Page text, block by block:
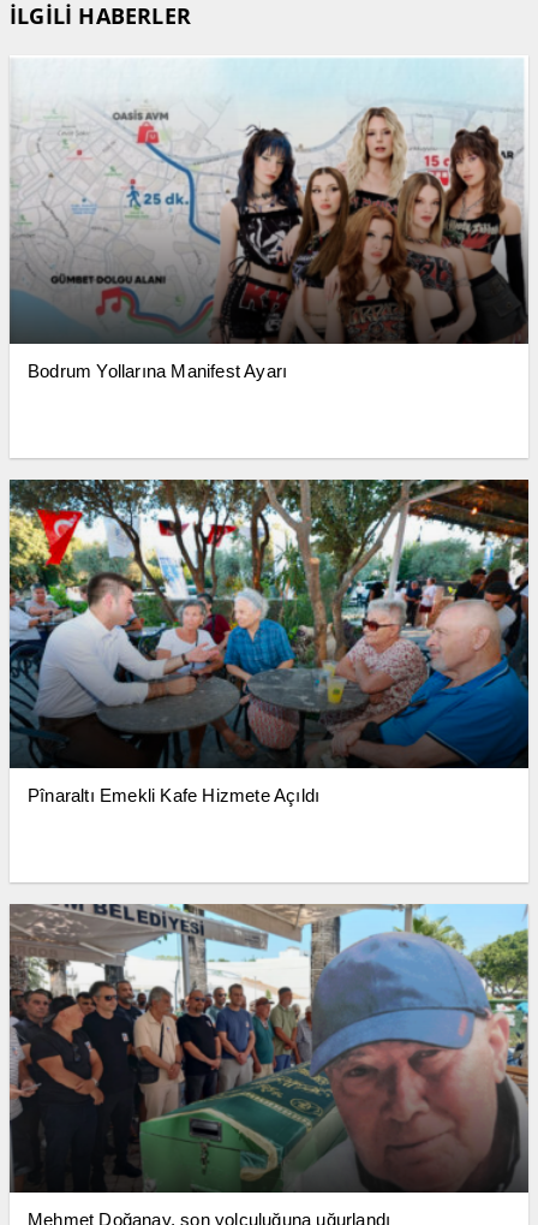
İLGİLİ HABERLER
Bodrum Yollarına Manifest Ayarı
Pînaraltı Emekli Kafe Hizmete Açıldı
Mehmet Doğanay, son yolculuğuna uğurlandı